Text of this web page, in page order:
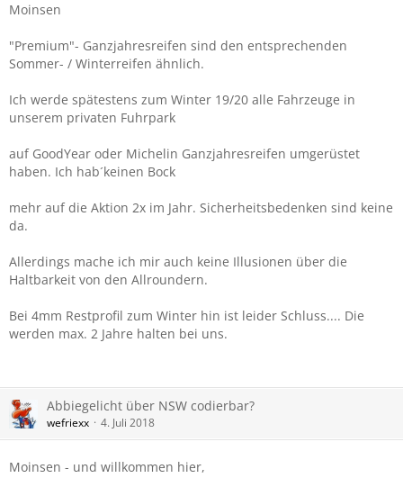
Moinsen
"Premium"- Ganzjahresreifen sind den entsprechenden
Sommer- / Winterreifen ähnlich.
Ich werde spätestens zum Winter 19/20 alle Fahrzeuge in
unserem privaten Fuhrpark
auf GoodYear oder Michelin Ganzjahresreifen umgerüstet
haben. Ich hab´keinen Bock
mehr auf die Aktion 2x im Jahr. Sicherheitsbedenken sind keine
da.
Allerdings mache ich mir auch keine Illusionen über die
Haltbarkeit von den Allroundern.
Bei 4mm Restprofil zum Winter hin ist leider Schluss.... Die
werden max. 2 Jahre halten bei uns.
Abbiegelicht über NSW codierbar?
wefriexx 4. Juli 2018
Moinsen - und willkommen hier,